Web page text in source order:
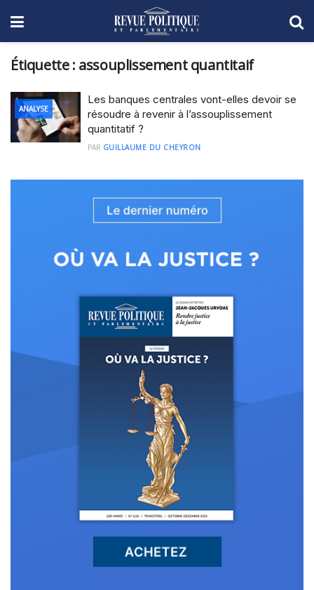
Étiquette : assouplissement quantitaif
ANALYSE
Les banques centrales vont-elles devoir se
résoudre à revenir à l’assouplissement
quantitatif ?
PAR GUILLAUME DU CHEYRON